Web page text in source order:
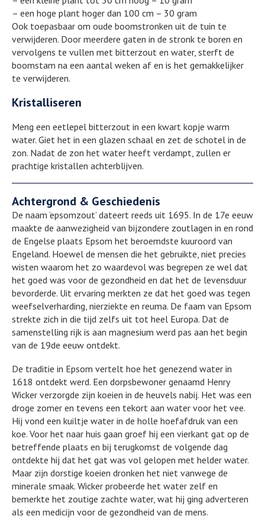
– een hoge plant hoger dan 100 cm – 30 gram
Ook toepasbaar om oude boomstronken uit de tuin te
verwijderen. Door meerdere gaten in de stronk te boren en
vervolgens te vullen met bitterzout en water, sterft de
boomstam na een aantal weken af en is het gemakkelijker
te verwijderen.
Kristalliseren
Meng een eetlepel bitterzout in een kwart kopje warm
water. Giet het in een glazen schaal en zet de schotel in de
zon. Nadat de zon het water heeft verdampt, zullen er
prachtige kristallen achterblijven.
Achtergrond & Geschiedenis
De naam ‘epsomzout’ dateert reeds uit 1695. In de 17e eeuw
maakte de aanwezigheid van bijzondere zoutlagen in en rond
de Engelse plaats Epsom het beroemdste kuuroord van
Engeland. Hoewel de mensen die het gebruikte, niet precies
wisten waarom het zo waardevol was begrepen ze wel dat
het goed was voor de gezondheid en dat het de levensduur
bevorderde. Uit ervaring merkten ze dat het goed was tegen
weefselverharding, nierziekte en reuma. De faam van Epsom
strekte zich in die tijd zelfs uit tot heel Europa. Dat de
samenstelling rijk is aan magnesium werd pas aan het begin
van de 19de eeuw ontdekt.
De traditie in Epsom vertelt hoe het genezend water in
1618 ontdekt werd. Een dorpsbewoner genaamd Henry
Wicker verzorgde zijn koeien in de heuvels nabij. Het was een
droge zomer en tevens een tekort aan water voor het vee.
Hij vond een kuiltje water in de holle hoefafdruk van een
koe. Voor het naar huis gaan groef hij een vierkant gat op de
betreffende plaats en bij terugkomst de volgende dag
ontdekte hij dat het gat was vol gelopen met helder water.
Maar zijn dorstige koeien dronken het niet vanwege de
minerale smaak. Wicker probeerde het water zelf en
bemerkte het zoutige zachte water, wat hij ging adverteren
als een medicijn voor de gezondheid van de mens.